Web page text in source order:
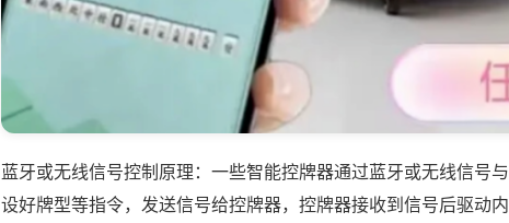
蓝牙或无线信号控制原理：一些智能控牌器通过蓝牙或无线信号
设好牌型等指令，发送信号给控牌器，控牌器接收到信号后驱动